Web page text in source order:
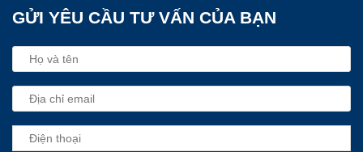
GỬI YÊU CẦU TƯ VẤN CỦA BẠN